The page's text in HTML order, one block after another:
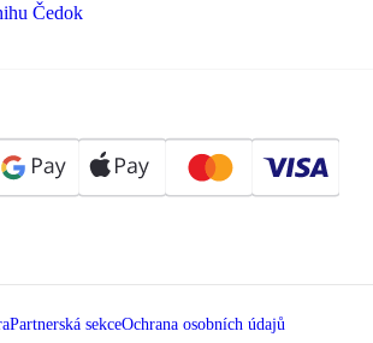
Čedok
Partnerská sekceOchrana osobních údajů